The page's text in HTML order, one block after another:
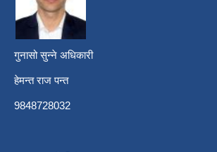
गुनासो सुन्ने अधिकारी
हेमन्त राज पन्त
9848728032